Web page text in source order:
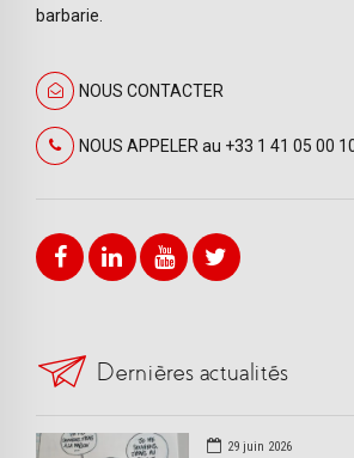
barbarie.
NOUS CONTACTER
NOUS APPELER au +33 1 41 05 00
Dernières actualités
29 juin 2026